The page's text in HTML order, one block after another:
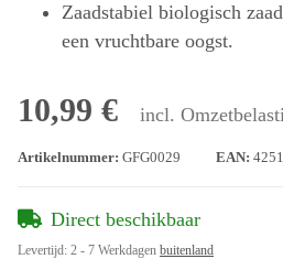
Zaadstabiel biologisch
een vruchtbare oogst.
10,99 € incl.
Artikelnummer: GFG0029 EAN:
Direct beschikbaar
Levertijd: 2 - 7 Werkdagen buitenland